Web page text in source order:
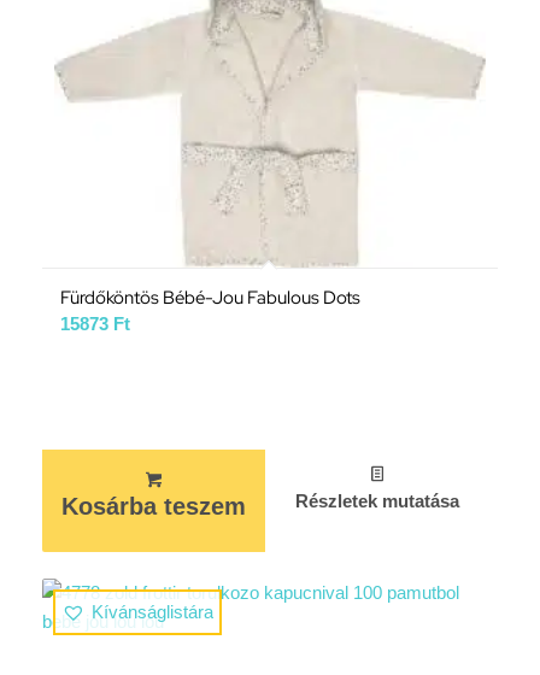
Fürdőköntös Bébé-Jou Fabulous Dots
15873 Ft
Kosárba teszem Részletek mutatása
Kívánságlistára